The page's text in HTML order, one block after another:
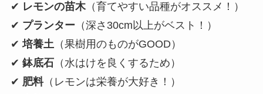
✔ レモンの苗木（育てやすい品種がオススメ！）
✔ プランター （深さ30cm以上がベスト！）
✔培養土（果樹用のものがGOOD）
✔ 鉢底石（水はけを良くするため）
✔ 肥料（レモンは栄養が大好き！）